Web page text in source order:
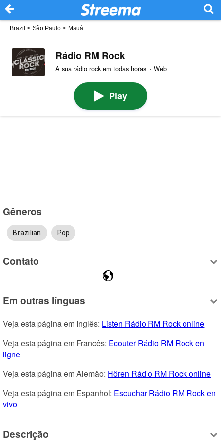
Brazil > São Paulo > Mauá
Rádio RM Rock
A sua rádio rock em todas horas! · Web
Play
Gêneros
Brazilian Pop
Contato
Em outras línguas
Veja esta página em Inglês: Listen Rádio RM Rock online
Veja esta página em Francês: Ecouter Rádio RM Rock en
ligne
Veja esta página em Alemão: Hören Rádio RM Rock online
Veja esta página em Espanhol: Escuchar Rádio RM Rock en
vivo
Descrição